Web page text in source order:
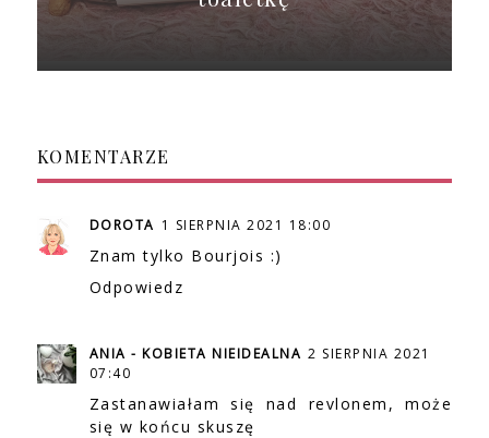
KOMENTARZE
DOROTA 1 SIERPNIA 2021 18:00
Znam tylko Bourjois :)
Odpowiedz
ANIA - KOBIETA NIEIDEALNA 2 SIERPNIA 2021
07:40
Zastanawiałam się nad revlonem, może
się w końcu skuszę